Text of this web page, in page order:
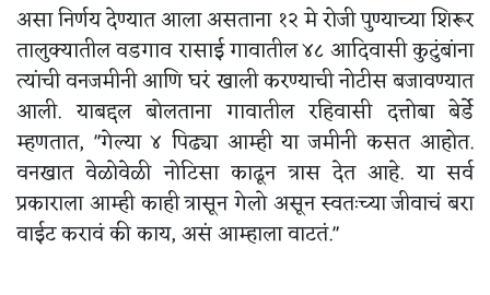
असा निर्णय देण्यात आला असताना १२ मे रोजी पुण्याच्या शिरूर
तालुक्यातील वडगाव रासाई गावातील ४८ आदिवासी कुटुंबांना
त्यांची वनजमीनी आणि घरं खाली करण्याची नोटीस बजावण्यात
आली. याबद्दल बोलताना गावातील रहिवासी दत्तोबा बेर्डे
म्हणतात, "गेल्या ४ पिढ्या आम्ही या जमीनी कसत आहोत.
वनखात वेळोवेळी नोटिसा काढून त्रास देत आहे. या सर्व
प्रकाराला आम्ही काही त्रासून गेलो असून स्वतःच्या जीवाचं बरा
वाईट करावं की काय, असं आम्हाला वाटतं."